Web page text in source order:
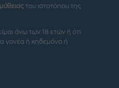
του ιστοτόπου της
άνω των 18 ετών ή ότι
γονέα ή κηδεμόνα ή